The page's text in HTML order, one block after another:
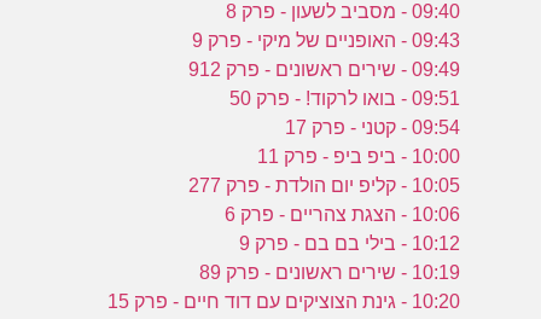
09:40 - מסביב לשעון - פרק 8
09:43 - האופניים של מיקי - פרק 9
09:49 - שירים ראשונים - פרק 912
09:51 - בואו לרקוד! - פרק 50
09:54 - קטני - פרק 17
10:00 - ביפ ביפ - פרק 11
10:05 - קליפ יום הולדת - פרק 277
10:06 - הצגת צהריים - פרק 6
10:12 - בילי בם בם - פרק 9
10:19 - שירים ראשונים - פרק 89
10:20 - גינת הצוציקים עם דוד חיים - פרק 15